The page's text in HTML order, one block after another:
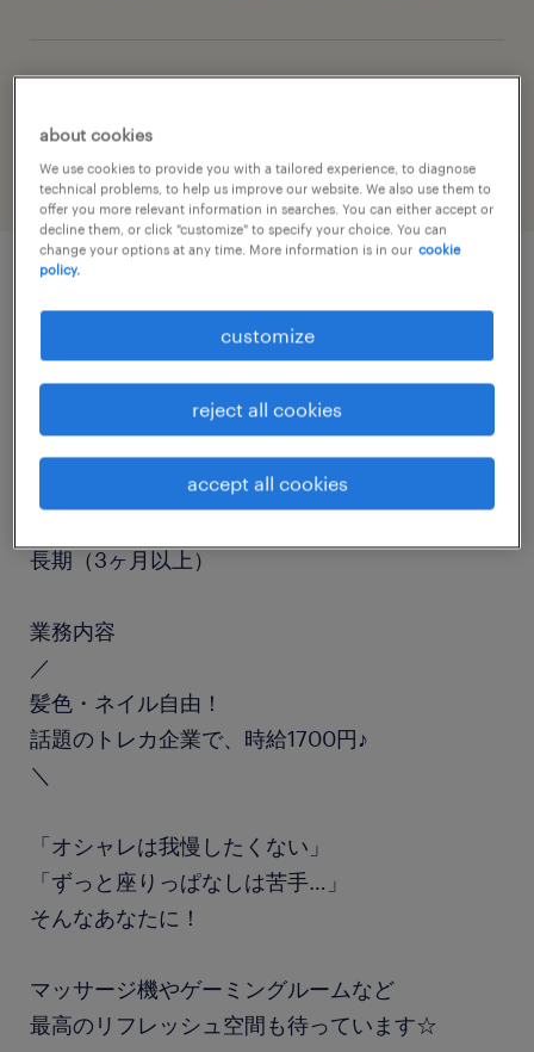
warehousing & distribution
job details
職種
仕分け・ピッキング・梱包、検品、倉庫管理、入
出荷
長期（3ヶ月以上）
業務内容
／
髪色・ネイル自由！
話題のトレカ企業で、時給1700円♪
＼
「オシャレは我慢したくない」
「ずっと座りっぱなしは苦手…」
そんなあなたに！
マッサージ機やゲーミングルームなど
最高のリフレッシュ空間も待っています☆
about cookies
We use cookies to provide you with a tailored experience, to diagnose
technical problems, to help us improve our website. We also use them to
offer you more relevant information in searches. You can either accept or
decline them, or click "customize" to specify your choice. You can
change your options at any time. More information is in our cookie
policy.
customize
reject all cookies
accept all cookies